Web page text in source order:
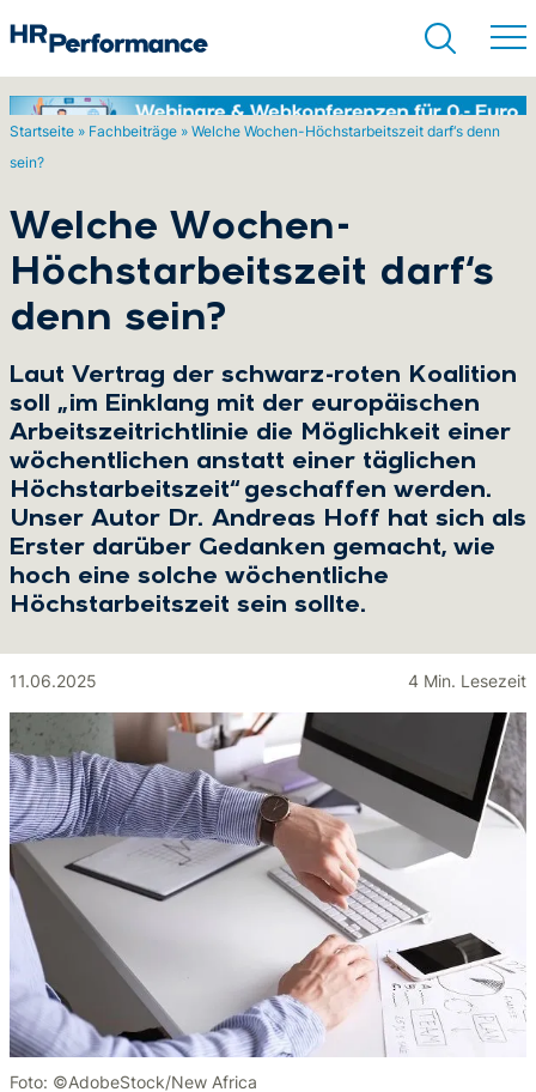
Startseite » Fachbeiträge » Welche Wochen-Höchstarbeitszeit darf‘s denn
sein?
Welche Wochen-
Höchstarbeitszeit darf‘s
denn sein?
Laut Vertrag der schwarz-roten Koalition
soll „im Einklang mit der europäischen
Arbeitszeitrichtlinie die Möglichkeit einer
wöchentlichen anstatt einer täglichen
Höchstarbeitszeit“ geschaffen werden.
Unser Autor Dr. Andreas Hoff hat sich als
Erster darüber Gedanken gemacht, wie
hoch eine solche wöchentliche
Höchstarbeitszeit sein sollte.
11.06.2025 4 Min. Lesezeit
Foto: ©AdobeStock/New Africa